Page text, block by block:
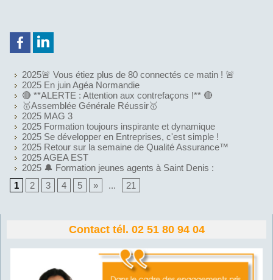
Contact tél. 02 51 80 94 04
2025🚨 Vous étiez plus de 80 connectés ce matin ! 🚨
2025 En juin Agéa Normandie
🔴 **ALERTE : Attention aux contrefaçons !** 🔴
🥇Assemblée Générale Réussir🥇
2025 MAG 3
2025 Formation toujours inspirante et dynamique
2025 Se développer en Entreprises, c'est simple !
2025 Retour sur la semaine de Qualité Assurance™
2025 AGEA EST
2025 🔔 Formation jeunes agents à Saint Denis :
1
2 3 4 5 » ... 21